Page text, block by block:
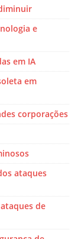
e
em IA
em
corporações
ataques
de